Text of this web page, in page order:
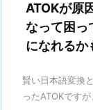
ATOKが原
なって困っ
になれるか
賢い日本語変換
ったATOKです